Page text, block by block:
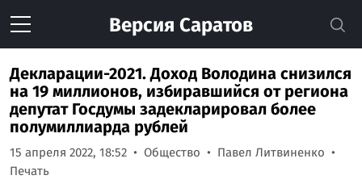
Версия Саратов
Декларации-2021. Доход Володина снизился
на 19 миллионов, избиравшийся от региона
депутат Госдумы задекларировал более
полумиллиарда рублей
15 апреля 2022, 18:52 Общество
Павел Литвиненко
Печать